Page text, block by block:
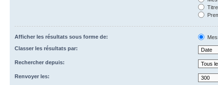
Afficher les résultats sous forme de:
Classer les résultats par:
Rechercher depuis:
Renvoyer les: